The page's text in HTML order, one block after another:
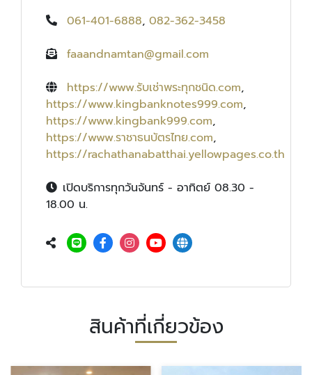
061-401-6888, 082-362-3458
faaandnamtan@gmail.com
https://www.รับเช่าพระทุกชนิด.com,
https://www.kingbanknotes999.com,
https://www.kingbank999.com,
https://www.ราชาธนบัตรไทย.com,
https://rachathanabatthai.yellowpages.co.th
เปิดบริการทุกวันจันทร์ - อาทิตย์ 08.30 -
18.00 น.
สินค้าที่เกี่ยวข้อง